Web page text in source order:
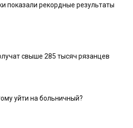
показали рекордные результаты
свыше 285 тысяч рязанцев
уйти на больничный?